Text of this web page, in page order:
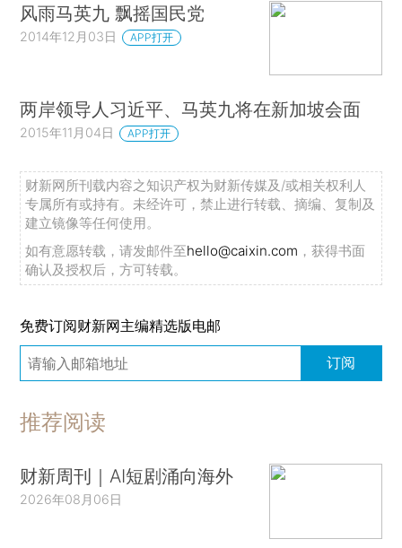
风雨马英九 飘摇国民党
2014年12月03日 APP打开
两岸领导人习近平、马英九将在新加坡会面
2015年11月04日 APP打开
财新网所刊载内容之知识产权为财新传媒及/或相关权利人
专属所有或持有。未经许可，禁止进行转载、摘编、复制及
建立镜像等任何使用。
如有意愿转载，请发邮件至hello@caixin.com ，获得书面
确认及授权后，方可转载。
免费订阅财新网主编精选版电邮
订阅
推荐阅读
财新周刊｜AI短剧涌向海外
2026年08月06日